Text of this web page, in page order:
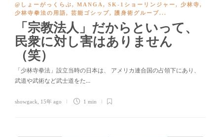
@しょーがっくらぶ, MANGA , SK-1ショーリンジャー, 少林寺,
少林寺拳法の用語, 芸能ゴシップ, 護身術グループ...
「宗教法人」だからといって、
民衆に対し害はありません
（笑）
「少林寺拳法」設立当時の日本は、 アメリカ連合国の占領下にあり、
武道や武術など武士道をた…
showgack 15年 ago 1 min